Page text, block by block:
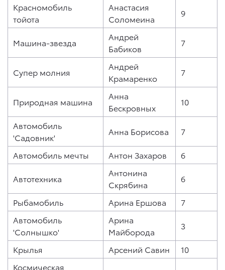
Красномобиль
тойота
Анастасия
Соломеина
9
Машина-звезда
Андрей
Бабиков
7
Супер молния
Андрей
Крамаренко
7
Природная машина
Анна
Бескровных
10
Автомобиль
'Садовник'
Анна Борисова 7
Автомобиль мечты Антон Захаров 6
Автотехника
Антонина
Скрябина
6
Рыбамобиль Арина Ершова
7
Автомобиль
'Солнышко'
Арина
Майборода
3
Крылья Арсений Савин
10
Космическая